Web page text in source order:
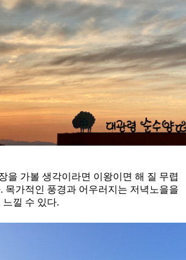
을 가볼 생각이라면 이왕이면 해 질 무렵
목가적인 풍경과 어우러지는 저녁노을을
낄 수 있다.